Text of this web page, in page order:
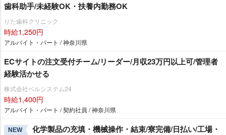
歯科助手/未経験OK・扶養内勤務OK
りた歯科クリニック
時給1,250円
アルバイト・パート / 神奈川県
ECサイトの注文受付チーム/リーダー/月収23万円以上可/管理者
経験活かせる
株式会社ベルシステム24
時給1,400円
アルバイト・パート / 契約社員 / 神奈川県
NEW 化学製品の充填・機械操作・結束/寮完備/日払い/工場・